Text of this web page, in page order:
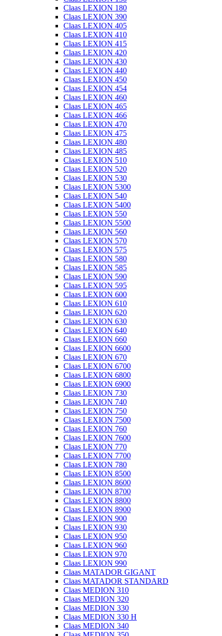
Claas LEXION 180
Claas LEXION 390
Claas LEXION 405
Claas LEXION 410
Claas LEXION 415
Claas LEXION 420
Claas LEXION 430
Claas LEXION 440
Claas LEXION 450
Claas LEXION 454
Claas LEXION 460
Claas LEXION 465
Claas LEXION 466
Claas LEXION 470
Claas LEXION 475
Claas LEXION 480
Claas LEXION 485
Claas LEXION 510
Claas LEXION 520
Claas LEXION 530
Claas LEXION 5300
Claas LEXION 540
Claas LEXION 5400
Claas LEXION 550
Claas LEXION 5500
Claas LEXION 560
Claas LEXION 570
Claas LEXION 575
Claas LEXION 580
Claas LEXION 585
Claas LEXION 590
Claas LEXION 595
Claas LEXION 600
Claas LEXION 610
Claas LEXION 620
Claas LEXION 630
Claas LEXION 640
Claas LEXION 660
Claas LEXION 6600
Claas LEXION 670
Claas LEXION 6700
Claas LEXION 6800
Claas LEXION 6900
Claas LEXION 730
Claas LEXION 740
Claas LEXION 750
Claas LEXION 7500
Claas LEXION 760
Claas LEXION 7600
Claas LEXION 770
Claas LEXION 7700
Claas LEXION 780
Claas LEXION 8500
Claas LEXION 8600
Claas LEXION 8700
Claas LEXION 8800
Claas LEXION 8900
Claas LEXION 900
Claas LEXION 930
Claas LEXION 950
Claas LEXION 960
Claas LEXION 970
Claas LEXION 990
Claas MATADOR GIGANT
Claas MATADOR STANDARD
Claas MEDION 310
Claas MEDION 320
Claas MEDION 330
Claas MEDION 330 H
Claas MEDION 340